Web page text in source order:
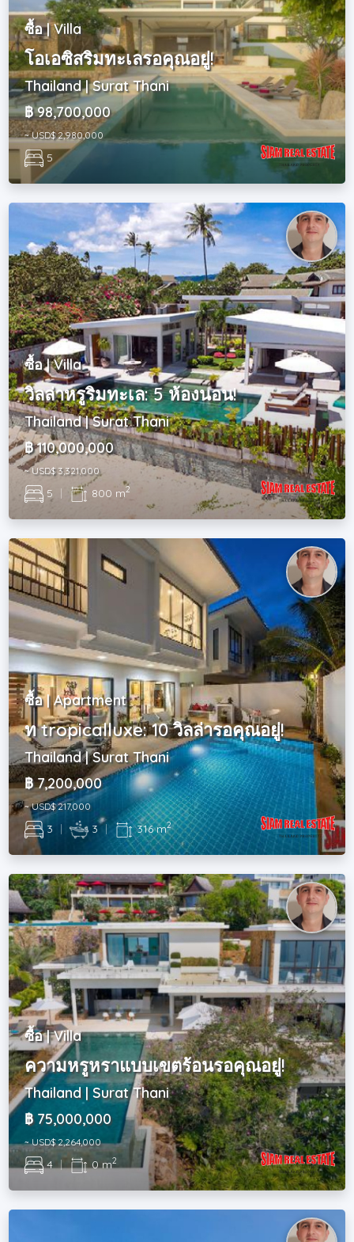
ซื้อ | Villa
โอเอซิสริมทะเลรอคุณอยู่!
Thailand | Surat Thani
฿ 98,700,000
~ USD$ 2,980,000
5
ซื้อ | Villa
วิลล่าหรูริมทะเล: 5 ห้องนอน!
Thailand | Surat Thani
฿ 110,000,000
~ USD$ 3,321,000
5 | 800 m2
ซื้อ | Apartment
ท tropicalluxe: 10 วิลล่ารอคุณอยู่!
Thailand | Surat Thani
฿ 7,200,000
~ USD$ 217,000
3 | 3 | 316 m2
ซื้อ | Villa
ความหรูหราแบบเขตร้อนรอคุณอยู่!
Thailand | Surat Thani
฿ 75,000,000
~ USD$ 2,264,000
4 | 0 m2